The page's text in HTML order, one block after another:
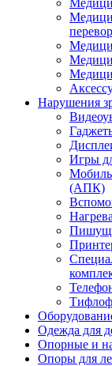
Нарушения
Игры
(АПК)
Одежда для
Опорные и
Опоры для